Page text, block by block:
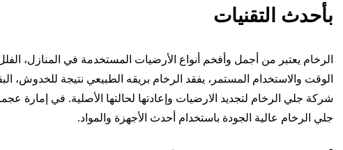
بأحدث التقنيات
الرخام يعتبر من أجمل وأفخم أنواع الأرضيات المستخدمة في المنازل،
الوقت والاستخدام المستمر، يفقد الرخام بريقه الطبيعي نتيجة للخدوش،
شركة جلي الرخام لتجديد الارضيات وإعادتها لحالتها الأصلية. في
جلي الرخام عالية الجودة باستخدام أحدث الأجهزة والمواد.